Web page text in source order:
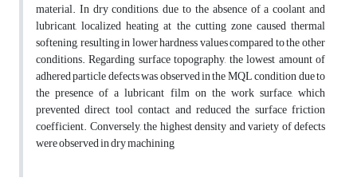
material. In dry conditions, due to the absence of a coolant and
lubricant, localized heating at the cutting zone caused thermal
softening, resulting in lower hardness values compared to the other
conditions. Regarding surface topography, the lowest amount of
adhered particle defects was observed in the MQL condition due to
the presence of a lubricant film on the work surface, which
prevented direct tool contact and reduced the surface friction
coefficient. Conversely, the highest density and variety of defects
were observed in dry machining